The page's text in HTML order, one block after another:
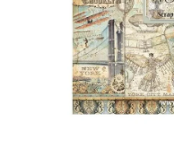
Kontakty
Hodnocení obchodu
Podmínky ochrany